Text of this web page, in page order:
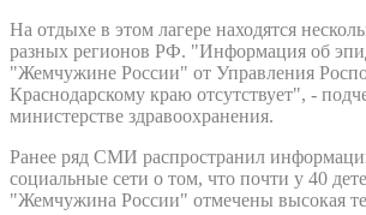
На отдыхе в этом лагере находятся
разных регионов РФ. "Информация об
"Жемчужине России" от Управления
Краснодарскому краю отсутствует", -
министерстве здравоохранения.
Ранее ряд СМИ распространил
социальные сети о том, что почти у 40
"Жемчужина России" отмечены высокая